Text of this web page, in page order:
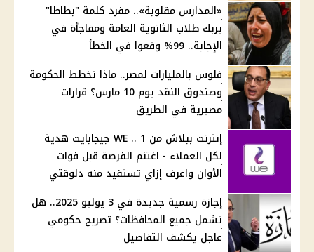
«المدارس مقلوبة».. مفرد كلمة "بطاطا"
يربك طلاب الثانوية العامة ومفاجأة في
الإجابة.. 99% وقعوا في الخطأ
فلوس بالمليارات لمصر.. ماذا تخطط الحكومة
وصندوق النقد يوم 10 مارس؟ قرارات
مصيرية في الطريق
إنترنت ببلاش من WE .. 1 جيجابايت هدية
لكل العملاء - اغتنم الفرصة قبل فوات
الأوان واعرف إزاي تستفيد منه دلوقتي
إجازة رسمية جديدة في 3 يوليو 2025.. هل
تشمل جميع المحافظات؟ تصريح حكومي
عاجل يكشف التفاصيل